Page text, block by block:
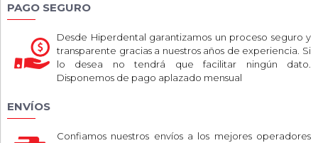
PAGO SEGURO
Desde Hiperdental garantizamos un proceso seguro y
transparente gracias a nuestros años de experiencia. Si
lo desea no tendrá que facilitar ningún dato.
Disponemos de pago aplazado mensual
ENVÍOS
Confiamos nuestros envíos a los mejores operadores